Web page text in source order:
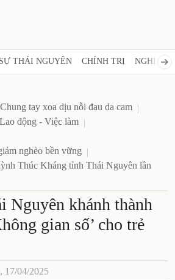
THÁI NGUYÊN CHÍNH TRỊ NGHỊ
Chung tay xoa dịu nỗi đau da cam
Lao động - Việc làm
nghèo bền vững
Thúc Kháng tỉnh Thái Nguyên lần
Nguyên khánh thành
gian số’ cho trẻ
17/04/2025